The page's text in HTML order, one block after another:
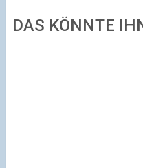
DAS KÖNNTE